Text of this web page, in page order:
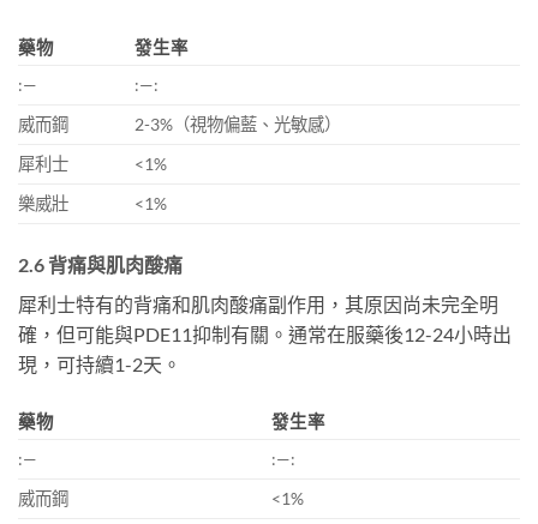
藥物
發生率
:—
:—:
威而鋼
2-3%（視物偏藍、光敏感）
犀利士
<1%
樂威壯
<1%
2.6 背痛與肌肉酸痛
犀利士特有的背痛和肌肉酸痛副作用，其原因尚未完全明
確，但可能與PDE11抑制有關。通常在服藥後12-24小時出
現，可持續1-2天。
藥物
發生率
:—
:—:
威而鋼
<1%